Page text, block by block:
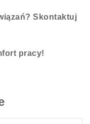
Skontaktuj
pracy!